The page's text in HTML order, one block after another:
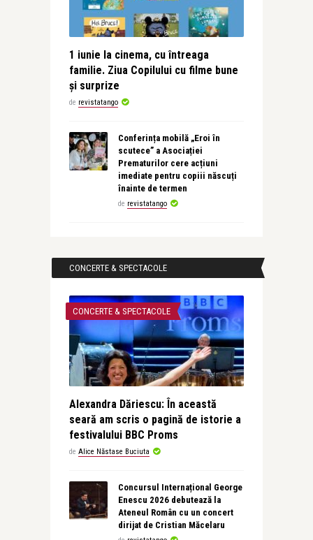
1 iunie la cinema, cu întreaga
familie. Ziua Copilului cu filme bune
și surprize
de revistatango
Conferința mobilă „Eroi în
scutece” a Asociației
Prematurilor cere acțiuni
imediate pentru copiii născuți
înainte de termen
de revistatango
CONCERTE & SPECTACOLE
CONCERTE & SPECTACOLE
Alexandra Dăriescu: În această
seară am scris o pagină de istorie a
festivalului BBC Proms
de Alice Năstase Buciuta
Concursul Internațional George
Enescu 2026 debutează la
Ateneul Român cu un concert
dirijat de Cristian Măcelaru